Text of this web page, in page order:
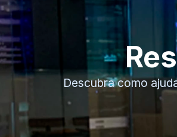
Descubra como